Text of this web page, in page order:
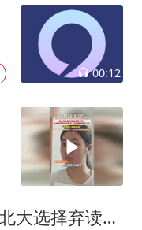
00:12
河南驻马店女生去年考上北大选择弃读，复读圆梦清华，两次高考各获30万奖励，问题出在哪里？